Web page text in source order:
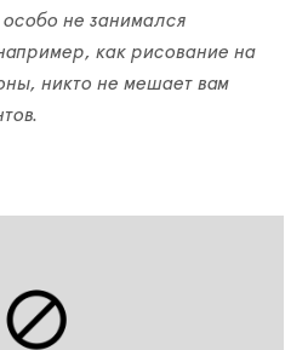
не занимался
как рисование на
никто не мешает вам